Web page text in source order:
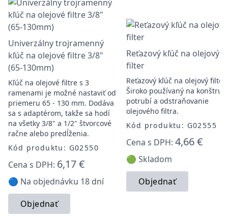
Univerzálny trojramenný
kľúč na olejové filtre 3/8"
(65-130mm)
Kľúč na olejové filtre s 3
ramenami je možné nastaviť od
priemeru 65 - 130 mm. Dodáva
sa s adaptérom, takže sa hodí
na všetky 3/8" a 1/2" štvorcové
račne alebo predĺženia.
Kód produktu: G02550
Cena s DPH: 6,17 €
🔵 Na objednávku 18 dní
Objednať
Reťazový kľúč na olejový
filter
Reťazový kľúč na olejový filter.
Široko používaný na
potrubí a odstraňovanie
olejového filtra.
Kód produktu: G02555
Cena s DPH: 4,66 €
🟢 Skladom
Objednať